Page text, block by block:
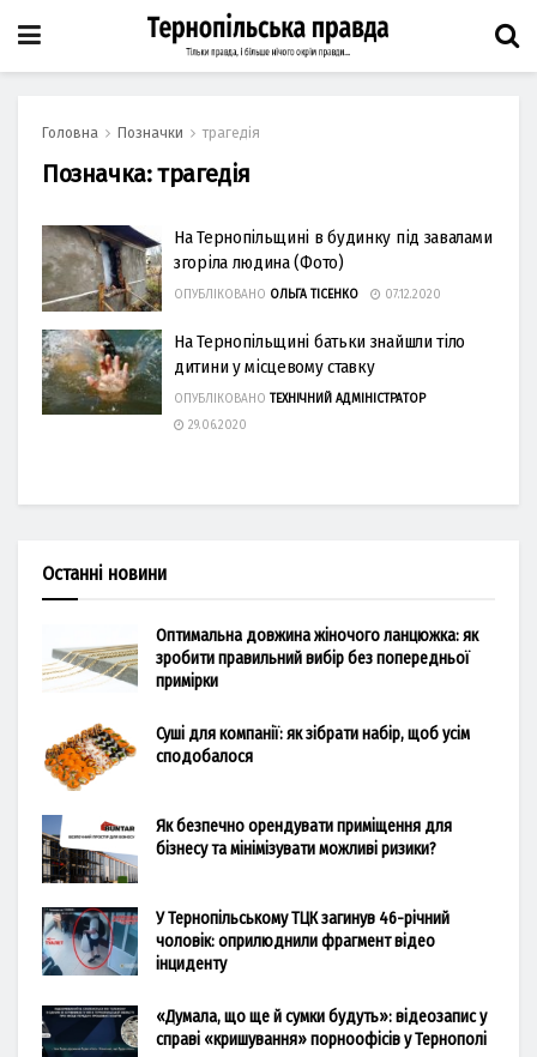
Головна Позначки трагедія
Позначка:трагедія
На Тернопільщині в будинку під завалами
згоріла людина (Фото)
ОПУБЛІКОВАНО ОЛЬГА ТІСЕНКО 07.12.2020
На Тернопільщині батьки знайшли тіло
дитини у місцевому ставку
ОПУБЛІКОВАНО ТЕХНІЧНИЙ АДМІНІСТРАТОР
29.06.2020
Останні новини
Оптимальна довжина жіночого ланцюжка: як
зробити правильний вибір без попередньої
примірки
Суші для компанії: як зібрати набір, щоб усім
сподобалося
Як безпечно орендувати приміщення для
бізнесу та мінімізувати можливі ризики?
У Тернопільському ТЦК загинув 46-річний
чоловік: оприлюднили фрагмент відео
інциденту
«Думала, що ще й сумки будуть»: відеозапис у
справі «кришування» порноофісів у Тернополі